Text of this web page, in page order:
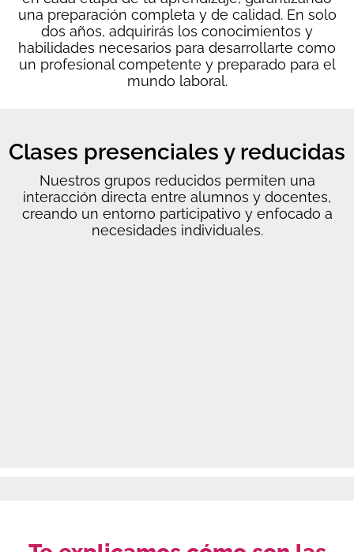
una preparación completa y de calidad. En solo
dos años, adquirirás los conocimientos y
habilidades necesarios para desarrollarte como
un profesional competente y preparado para el
mundo laboral.
Clases presenciales y reducidas
Nuestros grupos reducidos permiten una
interacción directa entre alumnos y docentes,
creando un entorno participativo y enfocado a
necesidades individuales.